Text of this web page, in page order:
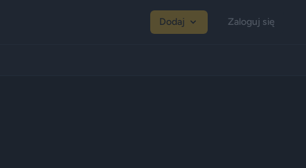
Dodaj Zaloguj się